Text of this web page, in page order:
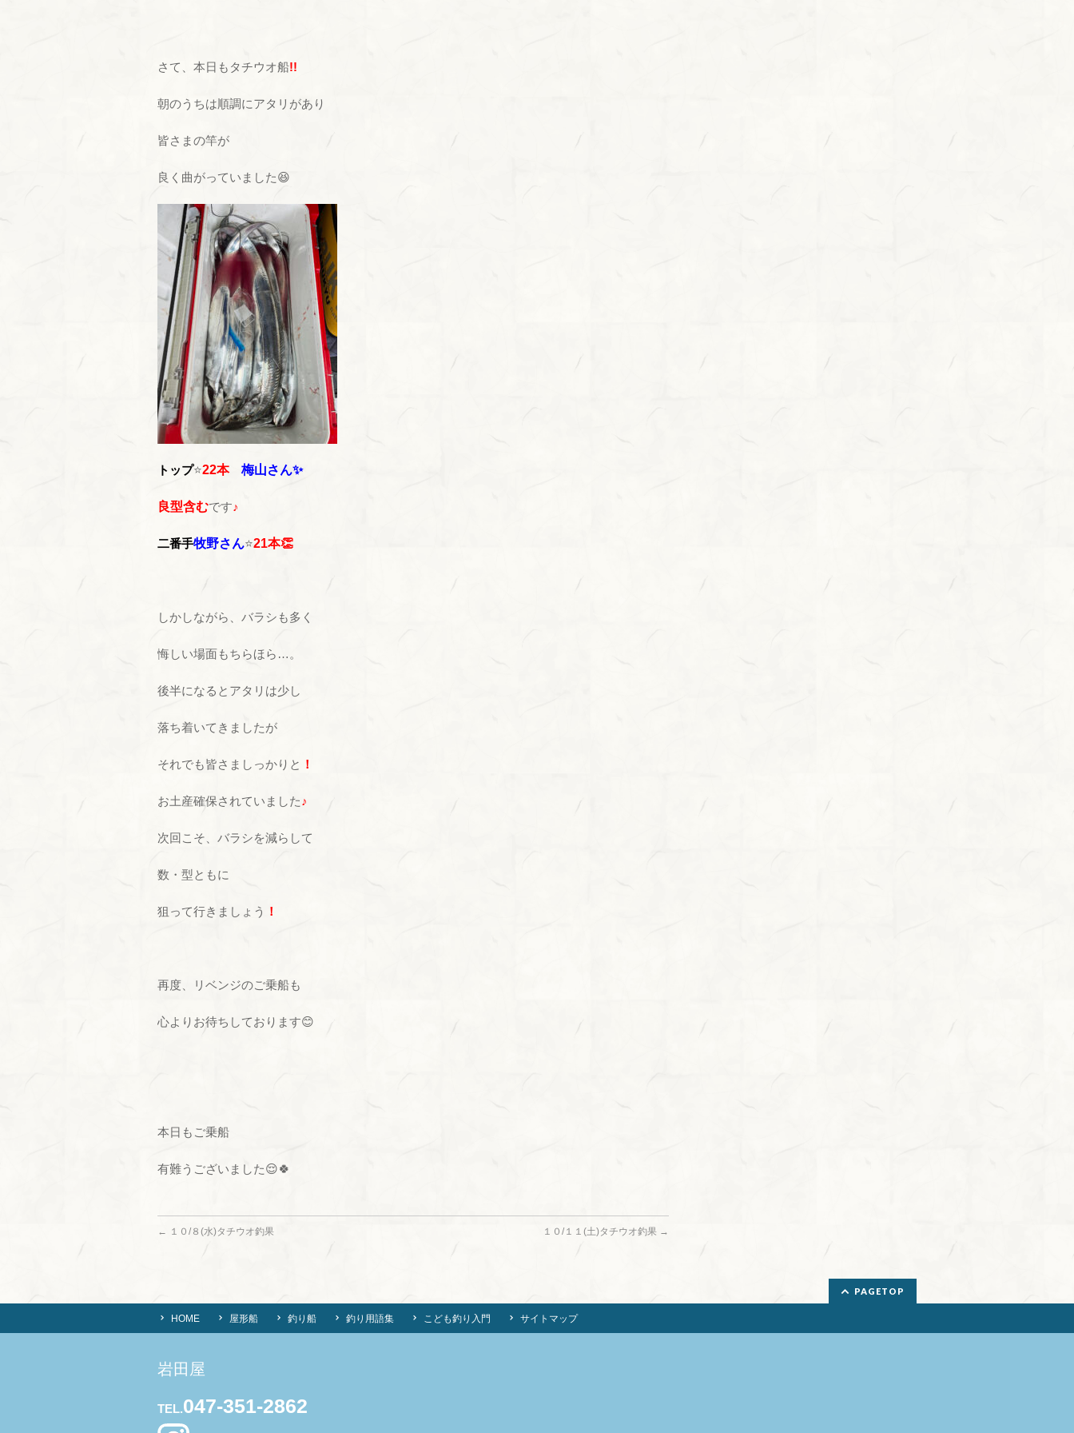
さて、本日もタチウオ船!!
朝のうちは順調にアタリがあり
皆さまの竿が
良く曲がっていました😆
トップ⭐22本 梅山さん✨
良型含むです♪
二番手牧野さん⭐21本👏
しかしながら、バラシも多く
悔しい場面もちらほら…。
後半になるとアタリは少し
落ち着いてきましたが
それでも皆さましっかりと ！
お土産確保されていました♪
次回こそ、バラシを減らして
数・型ともに
狙って行きましょう ！
再度、リベンジのご乗船も
心よりお待ちしております😊
本日もご乗船
有難うございました😌🍀
← １０/８(水)タチウオ釣果 １０/１１(土)タチウオ釣果 →
PAGETOP
HOME 屋形船 釣り船 釣り用語集 こども釣り入門 サイトマップ
岩田屋
TEL.047-351-2862